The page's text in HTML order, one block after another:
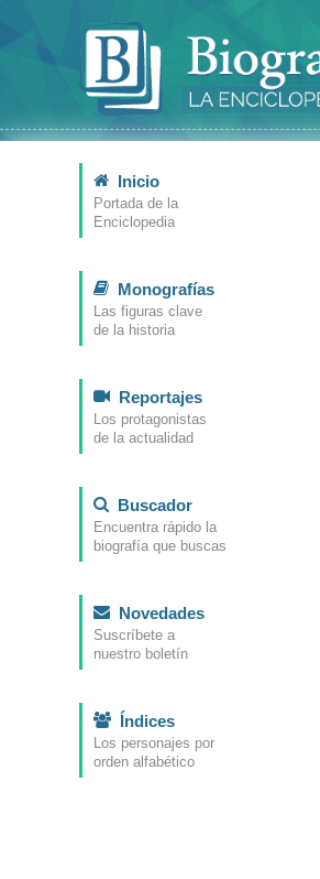
Inicio
Portada de la
Enciclopedia
Monografías
Las figuras clave
de la historia
Reportajes
Los protagonistas
de la actualidad
Buscador
Encuentra rápido la
biografía que buscas
Novedades
Suscríbete a
nuestro boletín
Índices
Los personajes por
orden alfabético